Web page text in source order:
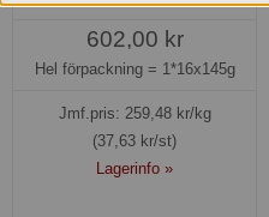
602,00 kr
Hel förpackning = 1*16x145g
Jmf.pris: 259,48kr/kg
(37,63 kr/st)
Lagerinfo »